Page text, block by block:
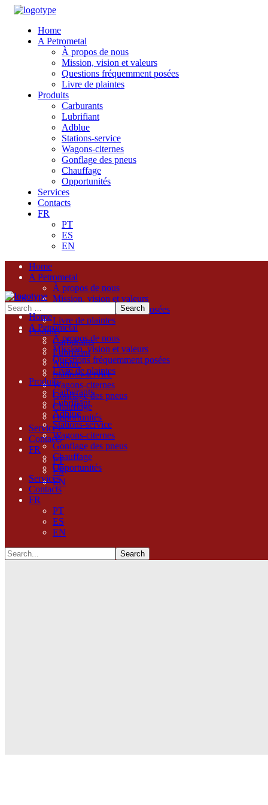
Home
A Petrometal
À propos de nous
Mission, vision et valeurs
Questions fréquemment posées
Livre de plaintes
Produits
Carburants
Lubrifiant
Adblue
Stations-service
Wagons-citernes
Gonflage des pneus
Chauffage
Opportunités
Services
Contacts
FR
PT
ES
EN
Home
A Petrometal
À propos de nous
Mission, vision et valeurs
Questions fréquemment posées
Livre de plaintes
Produits
Carburants
Lubrifiant
Adblue
Stations-service
Wagons-citernes
Gonflage des pneus
Chauffage
Opportunités
Services
Contacts
FR
PT
ES
EN
Home
A Petrometal
À propos de nous
Mission, vision et valeurs
Questions fréquemment posées
Livre de plaintes
Produits
Carburants
Lubrifiant
Adblue
Stations-service
Wagons-citernes
Gonflage des pneus
Chauffage
Opportunités
Services
Contacts
FR
PT
ES
EN